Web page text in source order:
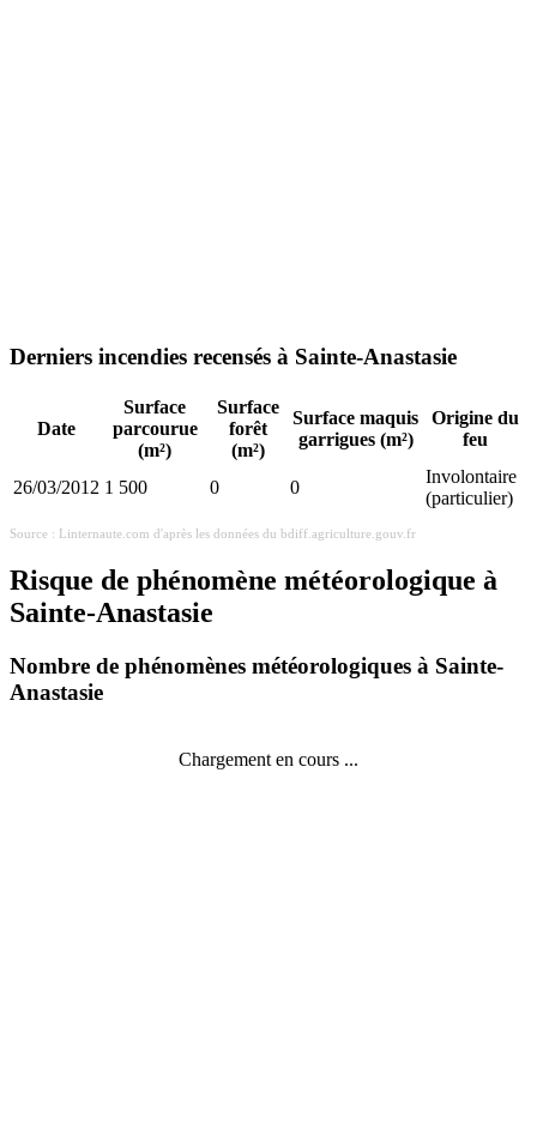
Derniers incendies recensés à Sainte-Anastasie
Date
Surface
parcourue
(m²)
Surface
forêt
(m²)
Surface maquis
garrigues (m²)
Origine du
feu
26/03/2012 1 500 0 0
Involontaire
(particulier)
Source : Linternaute.com d'après les données du bdiff.agriculture.gouv.fr
Risque de phénomène météorologique à
Sainte-Anastasie
Nombre de phénomènes météorologiques à Sainte-
Anastasie
Chargement en cours ...